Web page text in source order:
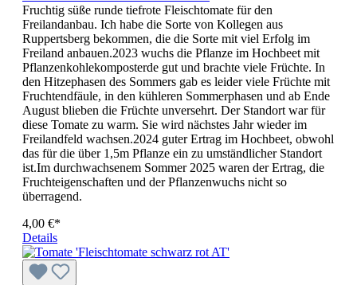
Fruchtig süße runde tiefrote Fleischtomate für den
Freilandanbau. Ich habe die Sorte von Kollegen aus
Ruppertsberg bekommen, die die Sorte mit viel Erfolg im
Freiland anbauen.2023 wuchs die Pflanze im Hochbeet mit
Pflanzenkohlekomposterde gut und brachte viele Früchte. In
den Hitzephasen des Sommers gab es leider viele Früchte mit
Fruchtendfäule, in den kühleren Sommerphasen und ab Ende
August blieben die Früchte unversehrt. Der Standort war für
diese Tomate zu warm. Sie wird nächstes Jahr wieder im
Freilandfeld wachsen.2024 guter Ertrag im Hochbeet, obwohl
das für die über 1,5m Pflanze ein zu umständlicher Standort
ist.Im durchwachsenem Sommer 2025 waren der Ertrag, die
Fruchteigenschaften und der Pflanzenwuchs nicht so
überragend.
4,00 €*
Details